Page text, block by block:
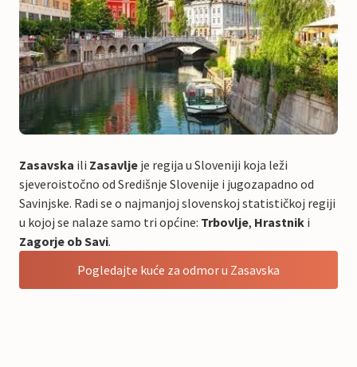
Zasavska ili Zasavlje je regija u Sloveniji koja leži
sjeveroistočno od Središnje Slovenije i jugozapadno od
Savinjske. Radi se o najmanjoj slovenskoj statističkoj regiji
u kojoj se nalaze samo tri općine: Trbovlje, Hrastnik i
Zagorje ob Savi.
Pogledajte kuće za odmor u Zasavska